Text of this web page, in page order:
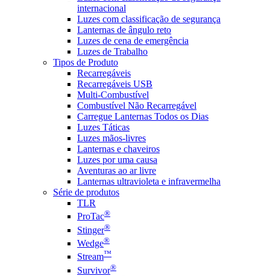
internacional
Luzes com classificação de segurança
Lanternas de ângulo reto
Luzes de cena de emergência
Luzes de Trabalho
Tipos de Produto
Recarregáveis
Recarregáveis USB
Multi-Combustível
Combustível Não Recarregável
Carregue Lanternas Todos os Dias
Luzes Táticas
Luzes mãos-livres
Lanternas e chaveiros
Luzes por uma causa
Aventuras ao ar livre
Lanternas ultravioleta e infravermelha
Série de produtos
TLR
ProTac®
Stinger®
Wedge®
Stream™
Survivor®